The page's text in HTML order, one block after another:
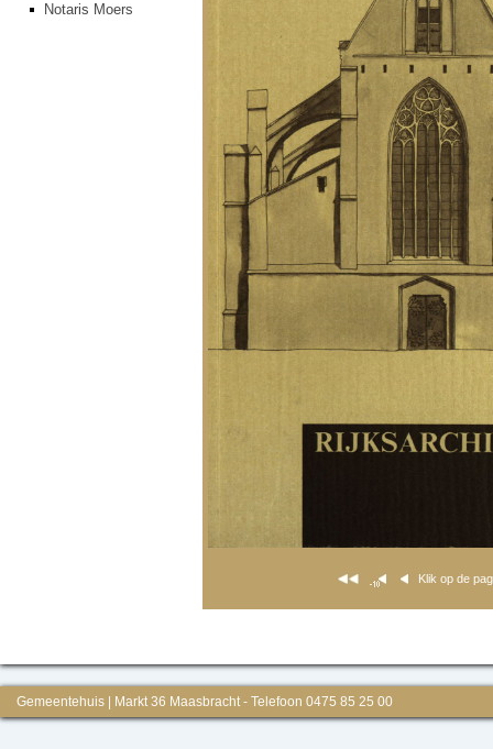
Notaris Moers
Klik op de
Gemeentehuis | Markt 36 Maasbracht - Telefoon 0475 85 25 00